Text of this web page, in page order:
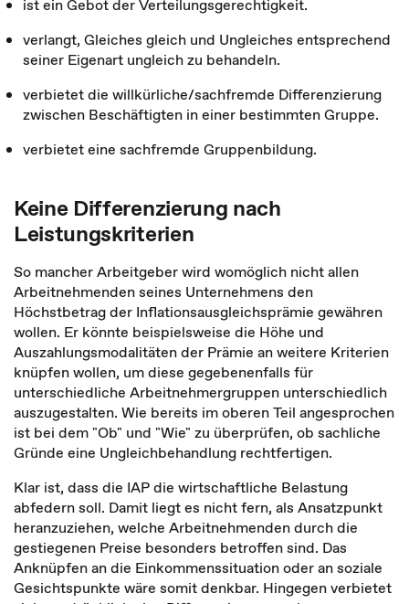
ist ein Gebot der Verteilungsgerechtigkeit.
verlangt, Gleiches gleich und Ungleiches entsprechend
seiner Eigenart ungleich zu behandeln.
verbietet die willkürliche/sachfremde Differenzierung
zwischen Beschäftigten in einer bestimmten Gruppe.
verbietet eine sachfremde Gruppenbildung.
Keine Differenzierung nach
Leistungskriterien
So mancher Arbeitgeber wird womöglich nicht allen
Arbeitnehmenden seines Unternehmens den
Höchstbetrag der Inflationsausgleichsprämie gewähren
wollen. Er könnte beispielsweise die Höhe und
Auszahlungsmodalitäten der Prämie an weitere Kriterien
knüpfen wollen, um diese gegebenenfalls für
unterschiedliche Arbeitnehmergruppen unterschiedlich
auszugestalten. Wie bereits im oberen Teil angesprochen
ist bei dem "Ob" und "Wie" zu überprüfen, ob sachliche
Gründe eine Ungleichbehandlung rechtfertigen.
Klar ist, dass die IAP die wirtschaftliche Belastung
abfedern soll. Damit liegt es nicht fern, als Ansatzpunkt
heranzuziehen, welche Arbeitnehmenden durch die
gestiegenen Preise besonders betroffen sind. Das
Anknüpfen an die Einkommenssituation oder an soziale
Gesichtspunkte wäre somit denkbar. Hingegen verbietet